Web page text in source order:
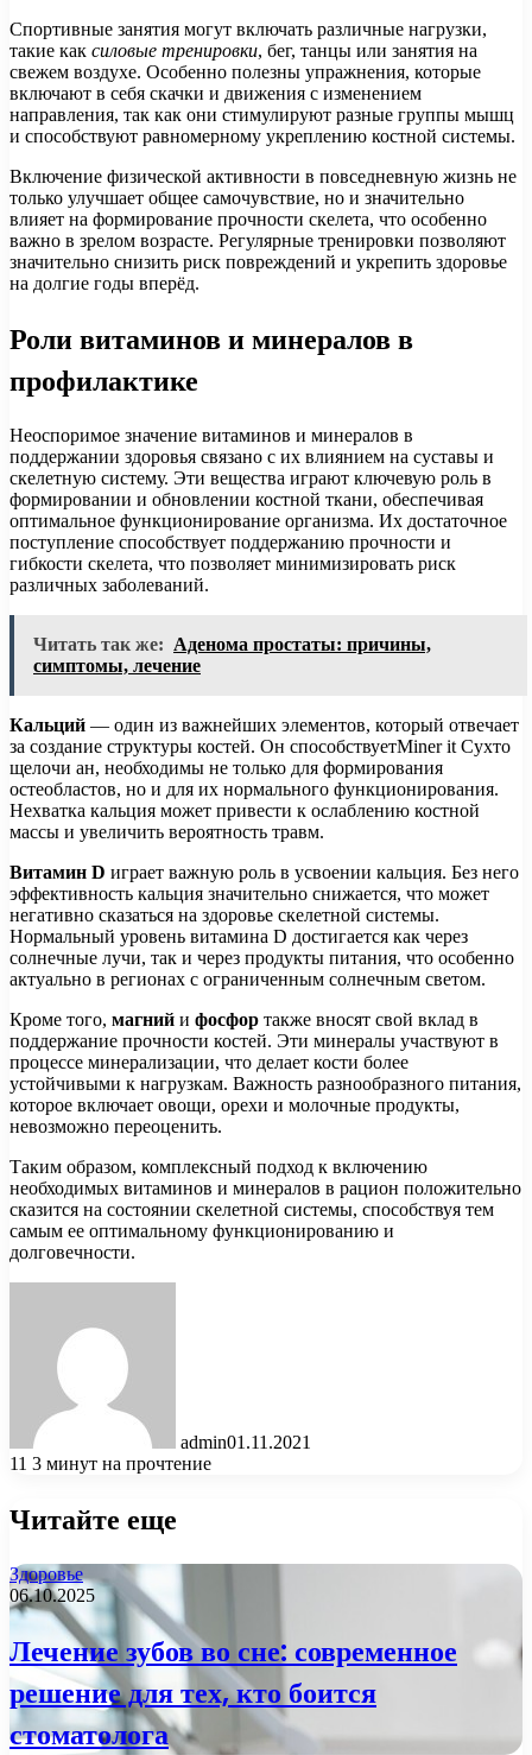
Спортивные занятия могут включать различные нагрузки,
такие как силовые тренировки, бег, танцы или занятия на
свежем воздухе. Особенно полезны упражнения, которые
включают в себя скачки и движения с изменением
направления, так как они стимулируют разные группы мышц
и способствуют равномерному укреплению костной системы.
Включение физической активности в повседневную жизнь не
только улучшает общее самочувствие, но и значительно
влияет на формирование прочности скелета, что особенно
важно в зрелом возрасте. Регулярные тренировки позволяют
значительно снизить риск повреждений и укрепить здоровье
на долгие годы вперёд.
Роли витаминов и минералов в
профилактике
Неоспоримое значение витаминов и минералов в
поддержании здоровья связано с их влиянием на суставы и
скелетную систему. Эти вещества играют ключевую роль в
формировании и обновлении костной ткани, обеспечивая
оптимальное функционирование организма. Их достаточное
поступление способствует поддержанию прочности и
гибкости скелета, что позволяет минимизировать риск
различных заболеваний.
Читать так же: Аденома простаты: причины,
симптомы, лечение
Кальций — один из важнейших элементов, который отвечает
за создание структуры костей. Он способствуетMiner it Сухто
щелочи ан, необходимы не только для формирования
остеобластов, но и для их нормального функционирования.
Нехватка кальция может привести к ослаблению костной
массы и увеличить вероятность травм.
Витамин D играет важную роль в усвоении кальция. Без него
эффективность кальция значительно снижается, что может
негативно сказаться на здоровье скелетной системы.
Нормальный уровень витамина D достигается как через
солнечные лучи, так и через продукты питания, что особенно
актуально в регионах с ограниченным солнечным светом.
Кроме того, магний и фосфор также вносят свой вклад в
поддержание прочности костей. Эти минералы участвуют в
процессе минерализации, что делает кости более
устойчивыми к нагрузкам. Важность разнообразного питания,
которое включает овощи, орехи и молочные продукты,
невозможно переоценить.
Таким образом, комплексный подход к включению
необходимых витаминов и минералов в рацион положительно
сказится на состоянии скелетной системы, способствуя тем
самым ее оптимальному функционированию и
долговечности.
admin01.11.2021
11 3 минут на прочтение
Читайте еще
Здоровье
06.10.2025
Лечение зубов во сне: современное
решение для тех, кто боится
стоматолога